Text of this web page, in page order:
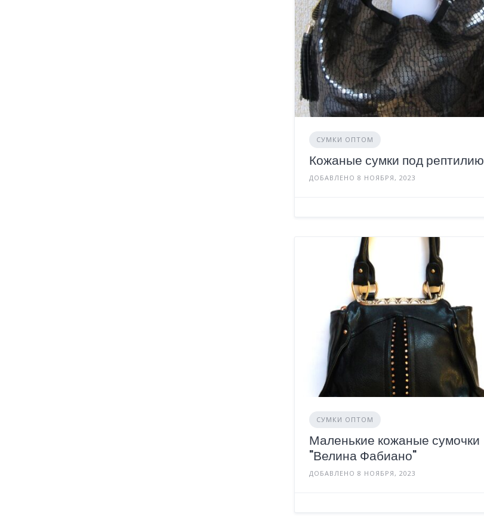
СУМКИ ОПТОМ
Кожаные сумки под рептилию
ДОБАВЛЕНО 8 НОЯБРЯ, 2023
СУМКИ ОПТОМ
Маленькие кожаные сумочки
"Велина Фабиано"
ДОБАВЛЕНО 8 НОЯБРЯ, 2023